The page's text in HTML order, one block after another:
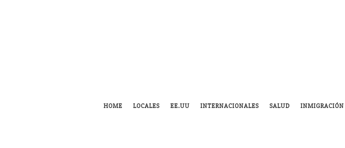
HOME LOCALES EE.UU INTERNACIONALES SALUD INMIGRACIÓN